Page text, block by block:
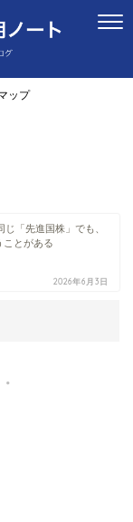
ップ
「先進国株」でも、
ことがある
2026年6月3日